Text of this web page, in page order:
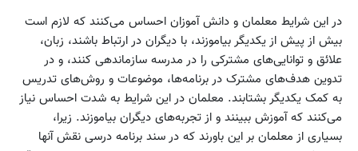
در این‌ شرایط‌ معلمان‌ و دانش آموزان احساس‌ می‌کنند که‌ لازم است
بیش از پیش از یکدیگر بیاموزند، با دیگران‌ در ارتباط‌ باشند، زبان،
علائق‌ و توانایی‌های‌ مشترکی‌ را در مدرسه سازماندهی‌ کنند، و در
تدوین‌ هدف‌های‌ مشترک‌ در برنامه‌ها، موضوعات‌ و روش‌های‌ تدریس‌
به‌ کمک‌ یکدیگر بشتابند. معلمان‌ در این‌ شرایط‌ به‌ شدت‌ احساس‌ نیاز
می‌کنند که‌ آموزش‌ ببینند و از تجربه‌های‌ دیگران‌ بیاموزند. زیرا،
بسیاری از معلمان‌ بر این‌ باورند که در سند برنامه درسی نقش‌ آنها